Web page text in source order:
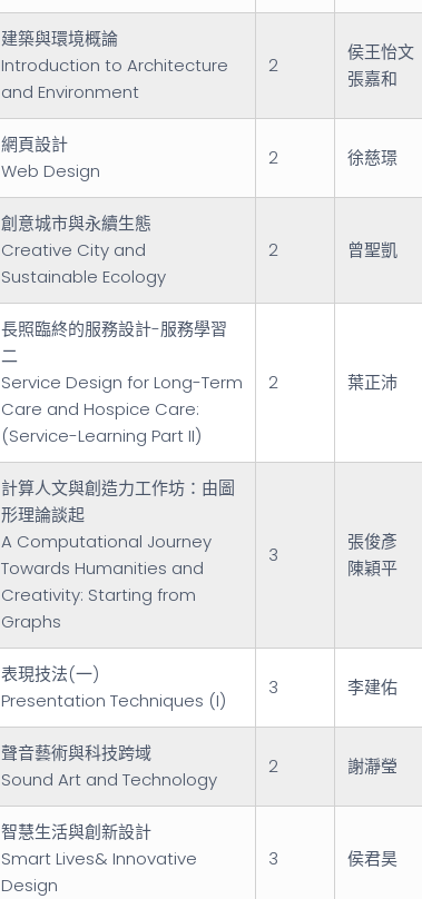
建築與環境概論
Introduction to Architecture
and Environment
2
侯王怡文
張嘉和
網頁設計
Web Design
2 徐慈璟
創意城市與永續生態
Creative City and
Sustainable Ecology
2 曾聖凱
長照臨終的服務設計-服務學習
二
Service Design for Long-Term
Care and Hospice Care:
(Service-Learning Part II)
2 葉正沛
計算人文與創造力工作坊：由圖
形理論談起
A Computational Journey
Towards Humanities and
Creativity: Starting from
Graphs
3
張俊彥
陳穎平
表現技法(一)
Presentation Techniques (I)
3 李建佑
聲音藝術與科技跨域
Sound Art and Technology
2 謝瀞瑩
智慧生活與創新設計
Smart Lives& Innovative
Design
3 侯君昊